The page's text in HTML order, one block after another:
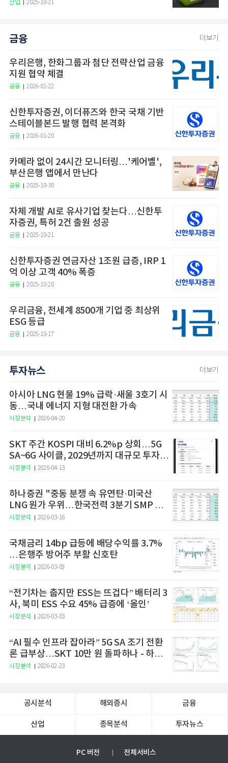
산업 2025-10-21
금융 더보기
우리은행, 한화그룹과 첨단 전략산업 금융
지원 협약 체결
금융 2026-01-22
신한투자증권, 이더퓨즈와 한국 국채 기반
스테이블본드 발행 협력 본격화
금융 2026-01-20
카메라 없이 24시간 모니터링…'케어벨',
부산은행 앱에서 만난다
금융 2025-10-30
자체 개발 AI로 유사기업 찾는다…신한투
자증권, 특허 2건 출원 성공
금융 2025-10-21
신한투자증권 연금자산 1조원 급증, IRP 1
억 이상 고객 40% 폭증
금융 2025-10-20
우리금융, 전세계 8500개 기업 중 최상위
ESG 등급
금융 2025-10-17
투자뉴스 더보기
아시아 LNG 현물 19% 급락·새울 3호기 시
동…국내 에너지 지형 대전환 가속
시장분석 2026-04-20
SKT 주간 KOSPI 대비 6.2%p 상회…5G
SA~6G 사이클, 2029년까지 대규모 투자
예고
시장분석 2026-04-13
하나증권 "중동 분쟁 속 유연탄·미국산
LNG 원가 우위…한국전력 3분기 SMP 상
승 전망"
시장분석 2026-03-16
국채금리 14bp 급등에 배당수익률 3.7%
…은행주 방어주 부활 신호탄
시장분석 2026-03-09
“전기차는 춥지만 ESS는 뜨겁다” 배터리 3
사, 북미 ESS 수요 45% 급증에 ‘올인’
시장분석 2026-03-03
“AI 필수 인프라 잡아라” 5G SA 조기 전환
론 급부상…SKT 10만 원 돌파하나 - 하나
증권
시장분석 2026-02-23
공시분석 해외증시 금융
산업 종목분석 투자뉴스
PC 버전 전체서비스